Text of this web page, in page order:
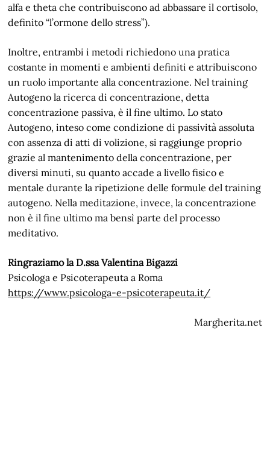
alfa e theta che contribuiscono ad abbassare il cortisolo,
definito “l’ormone dello stress”).
Inoltre, entrambi i metodi richiedono una pratica
costante in momenti e ambienti definiti e attribuiscono
un ruolo importante alla concentrazione. Nel training
Autogeno la ricerca di concentrazione, detta
concentrazione passiva, è il fine ultimo. Lo stato
Autogeno, inteso come condizione di passività assoluta
con assenza di atti di volizione, si raggiunge proprio
grazie al mantenimento della concentrazione, per
diversi minuti, su quanto accade a livello fisico e
mentale durante la ripetizione delle formule del training
autogeno. Nella meditazione, invece, la concentrazione
non è il fine ultimo ma bensì parte del processo
meditativo.
Ringraziamo la D.ssa Valentina Bigazzi
Psicologa e Psicoterapeuta a Roma
https://www.psicologa-e-psicoterapeuta.it/
Margherita.net